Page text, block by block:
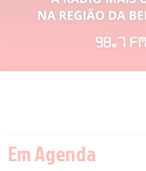
Em Agenda